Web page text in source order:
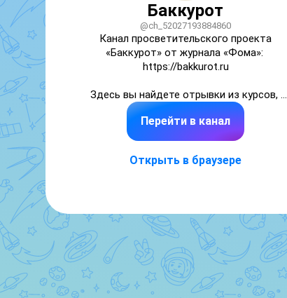
Баккурот
@ch_52027193884860
Канал просветительского проекта
«Баккурот» от журнала «Фома»:
https://bakkurot.ru
Здесь вы найдете отрывки из курсов,
полезные гуманитарные знания, прямые
эфиры от экспертов с православным
мировоззрением, спецпредложения, скидки
Перейти в канал
Открыть в браузере